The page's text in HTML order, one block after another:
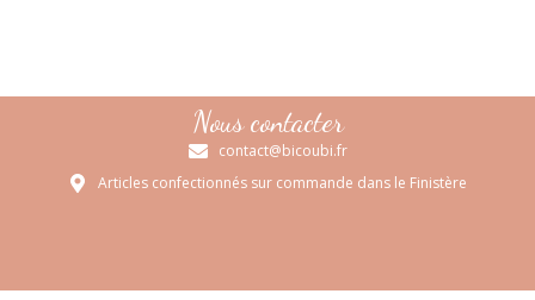
Nous contacter
contact@bicoubi.fr
Articles confectionnés sur commande dans le Finistère